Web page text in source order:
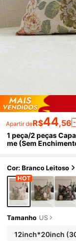
Apartir deR$44,56
1 peça/2 peças
me (Sem
ara Decoração
Quarto, Presente,
mavera Verão
as Estações
Cor: Branco Leitoso
Tamanho US
12inch*20inch